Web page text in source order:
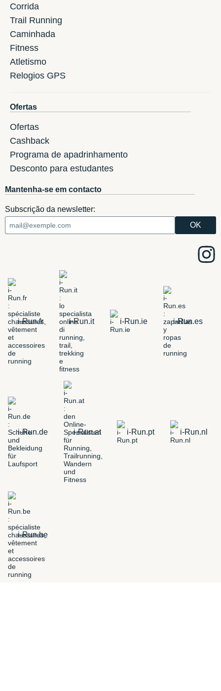
Corrida
Trail Running
Caminhada
Fitness
Atletismo
Relogios GPS
Ofertas
Ofertas
Cashback
Programa de apadrinhamento
Desconto para estudantes
Mantenha-se em contacto
Subscrição da newsletter:
i-Run.fr i-Run.it i-Run.ie i-Run.es
i-Run.de i-Run.at i-Run.pt i-Run.nl
i-Run.be